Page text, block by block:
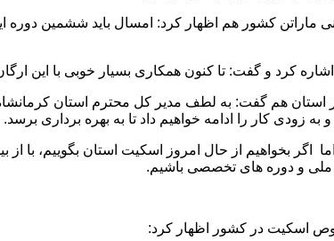
کشور هم اظهار کرد: امسال باید ششمین دوره
کرد و گفت: تا کنون همکاری بسیار خوبی با این
کار را ادامه خواهیم داد تا به بهره برداری برسد.
اگر بخواهیم از حال امروز اسکیت استان بگوییم، با
ملی و دوره های تخصصی باشیم.
اسکیت در کشور اظهار کرد: